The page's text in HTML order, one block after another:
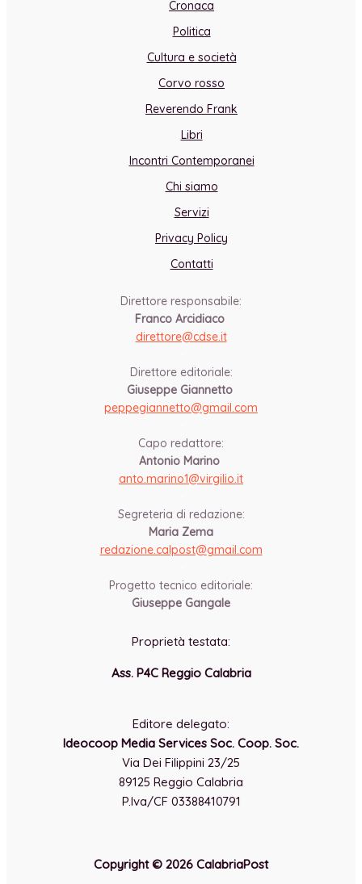
Cronaca
Politica
Cultura e società
Corvo rosso
Reverendo Frank
Libri
Incontri Contemporanei
Chi siamo
Servizi
Privacy Policy
Contatti
Direttore responsabile:
Franco Arcidiaco
direttore@cdse.it
Direttore editoriale:
Giuseppe Giannetto
peppegiannetto@gmail.com
Capo redattore:
Antonio Marino
anto.marino1@virgilio.it
Segreteria di redazione:
Maria Zema
redazione.calpost@gmail.com
Progetto tecnico editoriale:
Giuseppe Gangale
Proprietà testata:
Ass. P4C Reggio Calabria
Editore delegato:
Ideocoop Media Services Soc. Coop. Soc.
Via Dei Filippini 23/25
89125 Reggio Calabria
P.Iva/CF 03388410791
Copyright © 2026 CalabriaPost